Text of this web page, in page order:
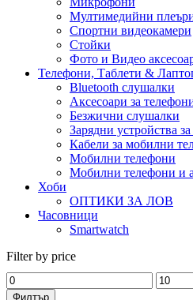
Мултимедийни
Спортни видеокамери
Стойки
Фото и Видео
Телефони, Таблети &
Bluetooth слушалки
Аксесоари за
Безжични слушалки
Зарядни устройства
Кабели за мобилни
Мобилни телефони
Мобилни телефони и
Хоби
ОПТИКИ ЗА ЛОВ
Часовници
Smartwatch
Filter by price
Минимална
цена
цена
Филтър